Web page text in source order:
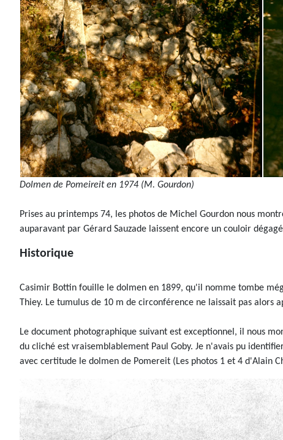
Dolmen de Pomeireit en 1974 (M. Gourdon)
Prises au printemps 74, les photos de Michel Gourdon nous
auparavant par Gérard Sauzade laissent encore un couloir
Historique
Casimir Bottin fouille le dolmen en 1899, qu'il nomme tombe
Thiey. Le tumulus de 10 m de circonférence ne laissait pas
Le document photographique suivant est exceptionnel, il nous
du cliché est vraisemblablement Paul Goby. Je n'avais pu
avec certitude le dolmen de Pomereit (Les photos 1 et 4 d'Alain